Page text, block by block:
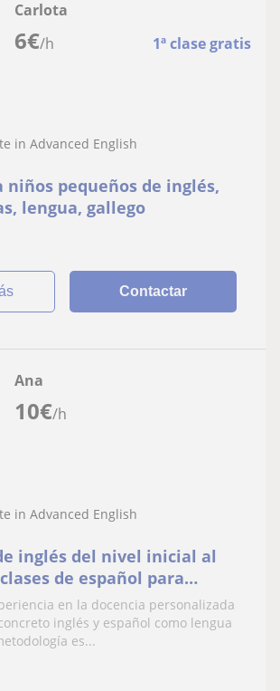
6€/h 1ª clase gratis
Carlota
in Advanced English
niños pequeños de inglés,
lengua, gallego
Contactar
10€/h
Ana
in Advanced English
nivel inicial al
de español para
en la docencia personalizada
inglés y español como lengua
es...